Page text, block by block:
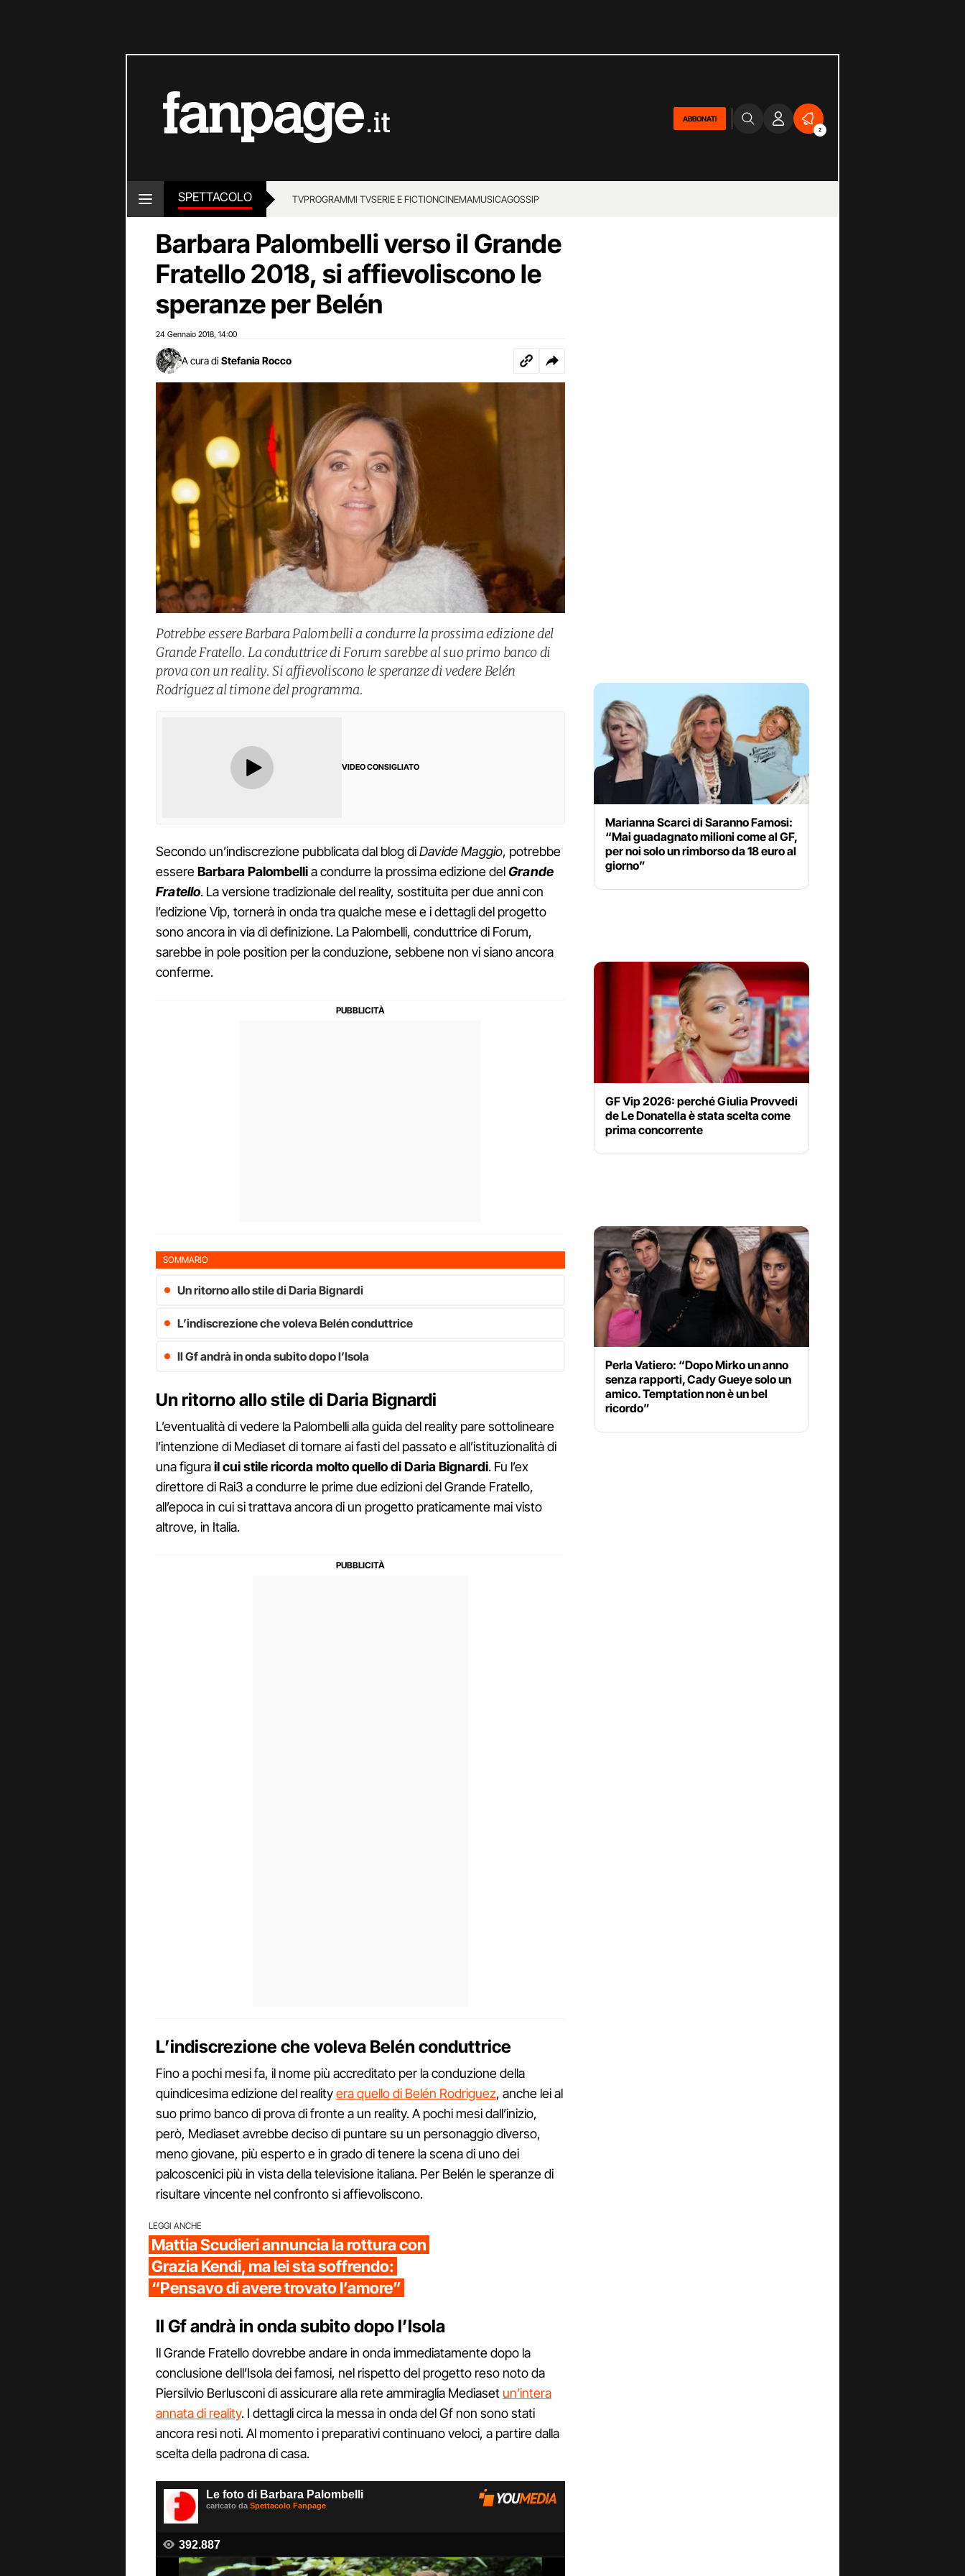
ABBONATI
2
SPETTACOLO TVPROGRAMMI TVSERIE E FICTIONCINEMAMUSICAGOSSIP
Barbara Palombelli verso il Grande
Fratello 2018, si affievoliscono le
speranze per Belén
24 Gennaio 2018 14:00
A cura di Stefania Rocco
Potrebbe essere Barbara Palombelli a condurre la prossima edizione del
Grande Fratello. La conduttrice di Forum sarebbe al suo primo banco di
prova con un reality. Si affievoliscono le speranze di vedere Belén
Rodriguez al timone del programma.
VIDEO CONSIGLIATO
Secondo un’indiscrezione pubblicata dal blog diDavide Maggio, potrebbe
essereBarbara Palombellia condurre la prossima edizione delGrande
Fratello. La versione tradizionale del reality, sostituita per due anni con
l’edizione Vip, tornerà in onda tra qualche mese e i dettagli del progetto
sono ancora in via di definizione. La Palombelli, conduttrice di Forum,
sarebbe in pole position per la conduzione, sebbene non vi siano ancora
conferme.
SOMMARIO
Un ritorno allo stile di Daria Bignardi
L’indiscrezione che voleva Belén conduttrice
Il Gf andrà in onda subito dopo l’Isola
Un ritorno allo stile di Daria Bignardi
L’eventualità di vedere la Palombelli alla guida del reality pare sottolineare
l’intenzione di Mediaset di tornare ai fasti del passato e all’istituzionalità di
una figurail cui stile ricorda molto quello di Daria Bignardi. Fu l’ex
direttore di Rai3 a condurre le prime due edizioni del Grande Fratello,
all’epoca in cui si trattava ancora di un progetto praticamente mai visto
altrove, in Italia.
L’indiscrezione che voleva Belén conduttrice
Fino a pochi mesi fa, il nome più accreditato per la conduzione della
quindicesima edizione del realityera quello di Belén Rodriguez, anche lei al
suo primo banco di prova di fronte a un reality. A pochi mesi dall’inizio,
però, Mediaset avrebbe deciso di puntare su un personaggio diverso,
meno giovane, più esperto e in grado di tenere la scena di uno dei
palcoscenici più in vista della televisione italiana. Per Belén le speranze di
risultare vincente nel confronto si affievoliscono.
LEGGI ANCHE
Mattia Scudieri annuncia la rottura con
Grazia Kendi, ma lei sta soffrendo:
“Pensavo di avere trovato l’amore”
Il Gf andrà in onda subito dopo l’Isola
Il Grande Fratello dovrebbe andare in onda immediatamente dopo la
conclusione dell’Isola dei famosi, nel rispetto del progetto reso noto da
Piersilvio Berlusconi di assicurare alla rete ammiraglia Mediaset un’intera
annata di reality. I dettagli circa la messa in onda del Gf non sono stati
ancora resi noti. Al momento i preparativi continuano veloci, a partire dalla
scelta della padrona di casa.
Marianna Scarci di Saranno Famosi:
“Mai guadagnato milioni come al GF,
per noi solo un rimborso da 18 euro al
giorno”
GF Vip 2026: perché Giulia Provvedi
de Le Donatella è stata scelta come
prima concorrente
Perla Vatiero: “Dopo Mirko un anno
senza rapporti, Cady Gueye solo un
amico. Temptation non è un bel
ricordo”